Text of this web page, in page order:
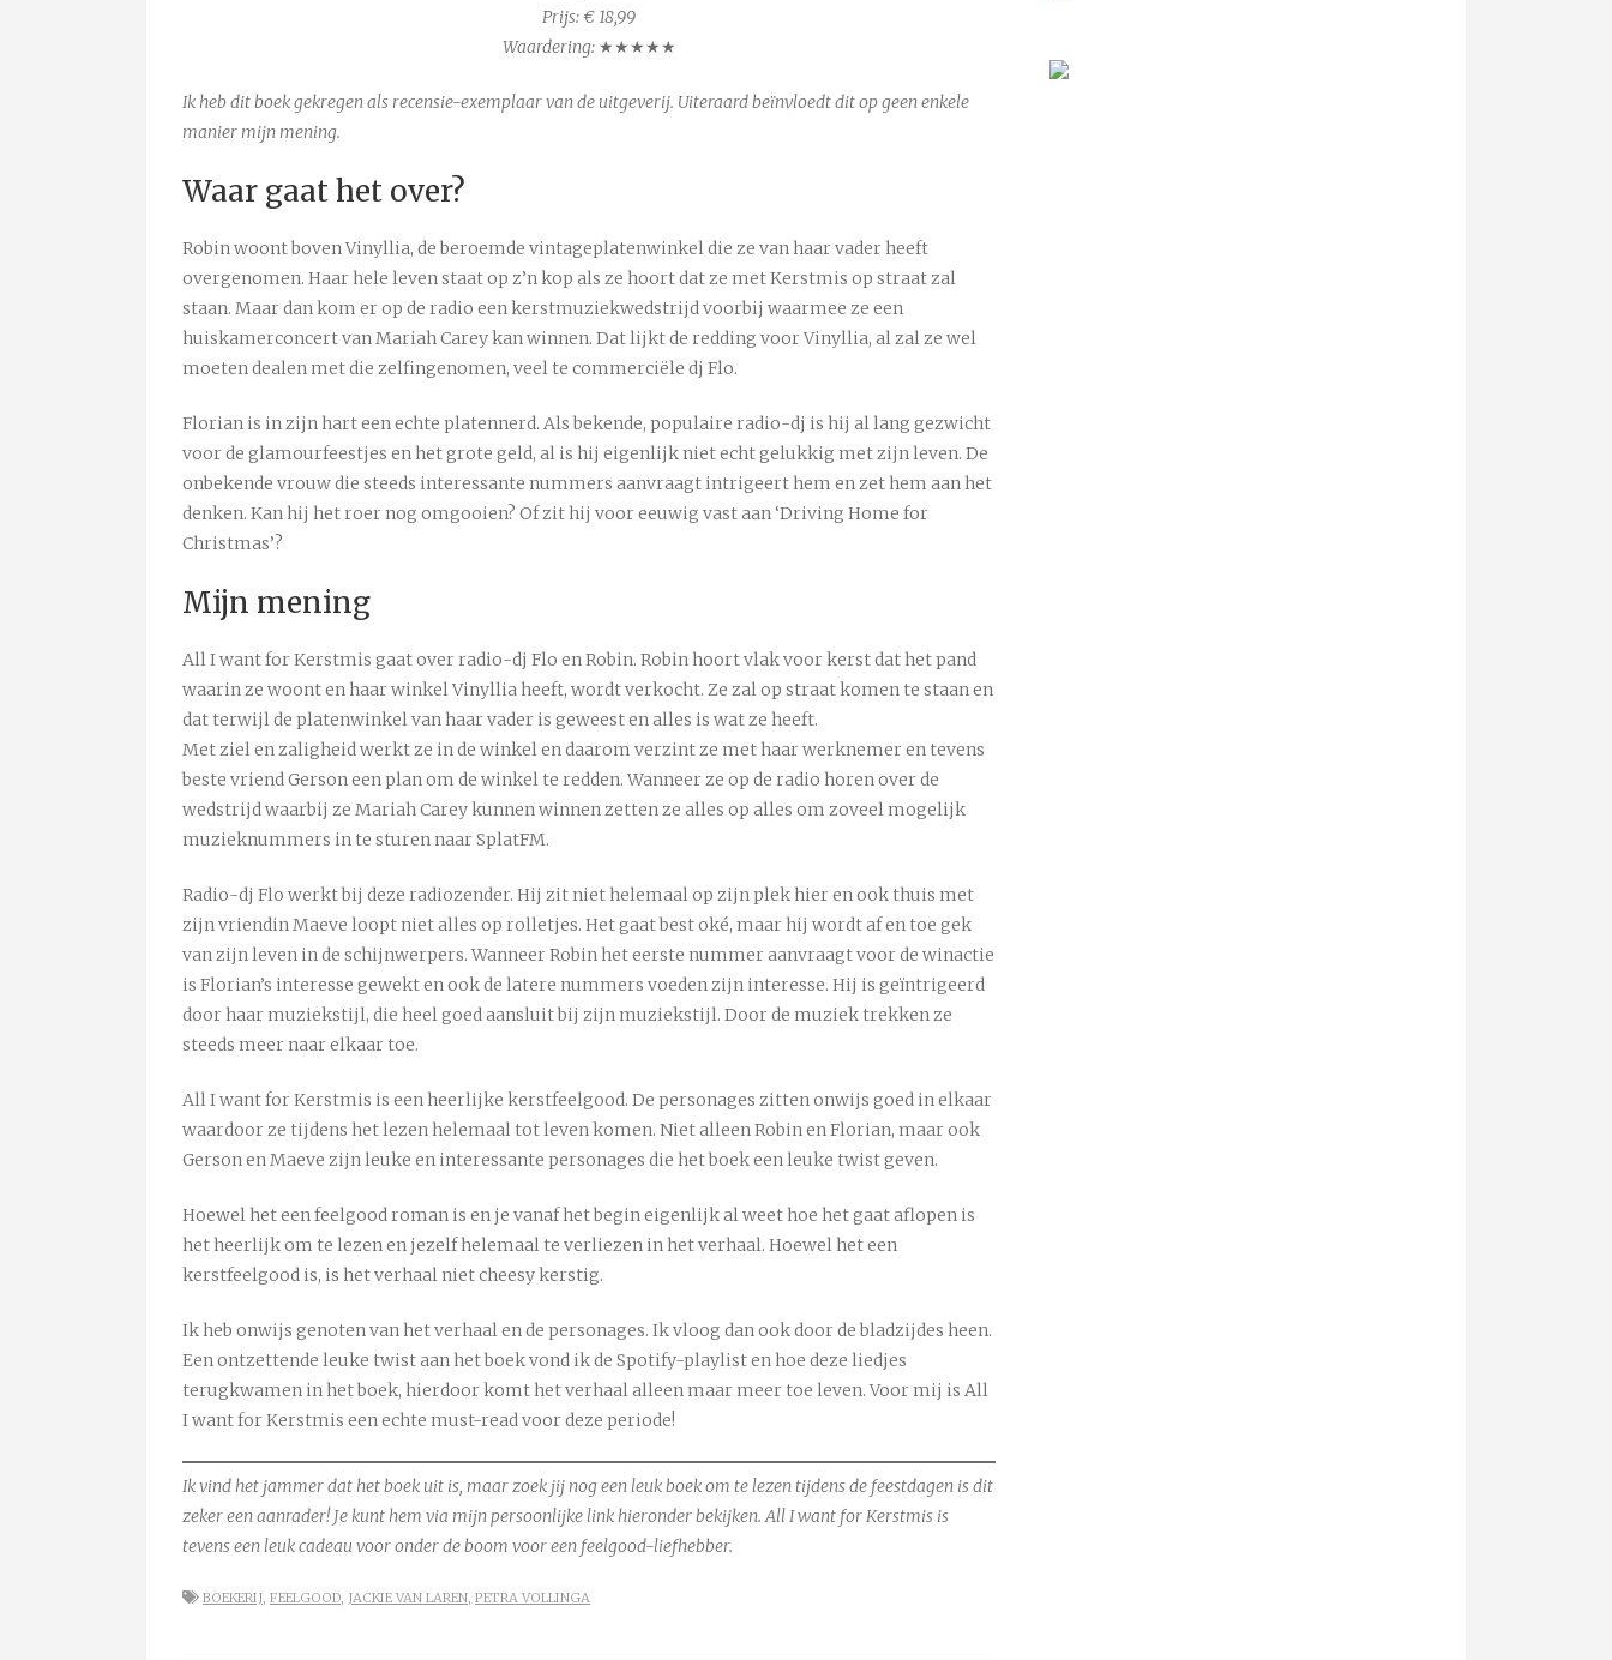
Prijs: € 18,99
Waardering:★★★★★
Ik heb dit boek gekregen als recensie-exemplaar van de uitgeverij. Uiteraard beïnvloedt dit op geen enkele
manier mijn mening.
Waar gaat het over?
Robin woont boven Vinyllia, de beroemde vintageplatenwinkel die ze van haar vader heeft
overgenomen. Haar hele leven staat op z’n kop als ze hoort dat ze met Kerstmis op straat zal
staan. Maar dan kom er op de radio een kerstmuziekwedstrijd voorbij waarmee ze een
huiskamerconcert van Mariah Carey kan winnen. Dat lijkt de redding voor Vinyllia, al zal ze wel
moeten dealen met die zelfingenomen, veel te commerciële dj Flo.
Florian is in zijn hart een echte platennerd. Als bekende, populaire radio-dj is hij al lang gezwicht
voor de glamourfeestjes en het grote geld, al is hij eigenlijk niet echt gelukkig met zijn leven. De
onbekende vrouw die steeds interessante nummers aanvraagt intrigeert hem en zet hem aan het
denken. Kan hij het roer nog omgooien? Of zit hij voor eeuwig vast aan ‘Driving Home for
Christmas’?
Mijn mening
All I want for Kerstmis gaat over radio-dj Flo en Robin. Robin hoort vlak voor kerst dat het pand
waarin ze woont en haar winkel Vinyllia heeft, wordt verkocht. Ze zal op straat komen te staan en
dat terwijl de platenwinkel van haar vader is geweest en alles is wat ze heeft.
Met ziel en zaligheid werkt ze in de winkel en daarom verzint ze met haar werknemer en tevens
beste vriend Gerson een plan om de winkel te redden. Wanneer ze op de radio horen over de
wedstrijd waarbij ze Mariah Carey kunnen winnen zetten ze alles op alles om zoveel mogelijk
muzieknummers in te sturen naar SplatFM.
Radio-dj Flo werkt bij deze radiozender. Hij zit niet helemaal op zijn plek hier en ook thuis met
zijn vriendin Maeve loopt niet alles op rolletjes. Het gaat best oké, maar hij wordt af en toe gek
van zijn leven in de schijnwerpers. Wanneer Robin het eerste nummer aanvraagt voor de winactie
is Florian’s interesse gewekt en ook de latere nummers voeden zijn interesse. Hij is geïntrigeerd
door haar muziekstijl, die heel goed aansluit bij zijn muziekstijl. Door de muziek trekken ze
steeds meer naar elkaar toe.
All I want for Kerstmis is een heerlijke kerstfeelgood. De personages zitten onwijs goed in elkaar
waardoor ze tijdens het lezen helemaal tot leven komen. Niet alleen Robin en Florian, maar ook
Gerson en Maeve zijn leuke en interessante personages die het boek een leuke twist geven.
Hoewel het een feelgood roman is en je vanaf het begin eigenlijk al weet hoe het gaat aflopen is
het heerlijk om te lezen en jezelf helemaal te verliezen in het verhaal. Hoewel het een
kerstfeelgood is, is het verhaal niet cheesy kerstig.
Ik heb onwijs genoten van het verhaal en de personages. Ik vloog dan ook door de bladzijdes heen.
Een ontzettende leuke twist aan het boek vond ik de Spotify-playlist en hoe deze liedjes
terugkwamen in het boek, hierdoor komt het verhaal alleen maar meer toe leven. Voor mij is All
I want for Kerstmis een echte must-read voor deze periode!
Ik vind het jammer dat het boek uit is, maar zoek jij nog een leuk boek om te lezen tijdens de feestdagen is dit
zeker een aanrader! Je kunt hem via mijn persoonlijke link hieronder bekijken. All I want for Kerstmis is
tevens een leuk cadeau voor onder de boom voor een feelgood-liefhebber.
BOEKERIJ FEELGOOD JACKIE VAN LAREN PETRA VOLLINGA